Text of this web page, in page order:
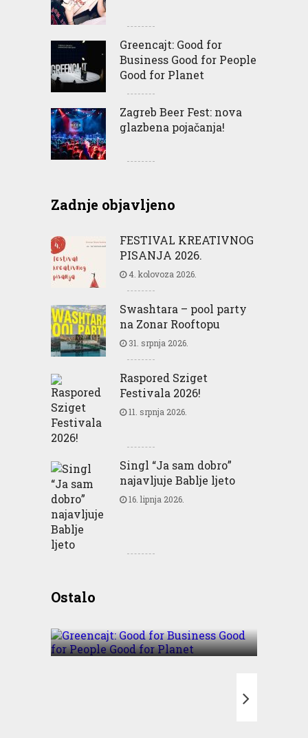
Greencajt: Good for
Business Good for People
Good for Planet
Zagreb Beer Fest: nova
glazbena pojačanja!
Zadnje objavljeno
FESTIVAL KREATIVNOG
PISANJA 2026.
4. kolovoza 2026.
Swashtara – pool party
na Zonar Rooftopu
31. srpnja 2026.
Raspored Sziget
Festivala 2026!
11. srpnja 2026.
Singl “Ja sam dobro”
najavljuje Bablje ljeto
16. lipnja 2026.
OstaloBusiness Good for People